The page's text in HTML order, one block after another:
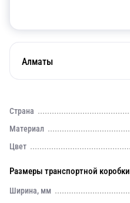
Алматы
Страна
Материал
Цвет
Размеры транспортной коробки
Ширина, мм